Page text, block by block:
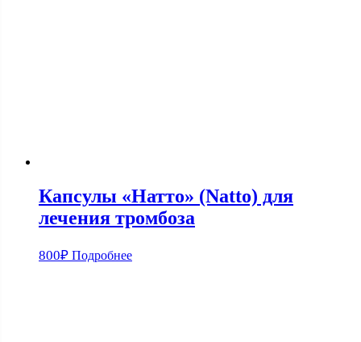
Капсулы «Натто» (Natto) для
лечения тромбоза
800₽ Подробнее